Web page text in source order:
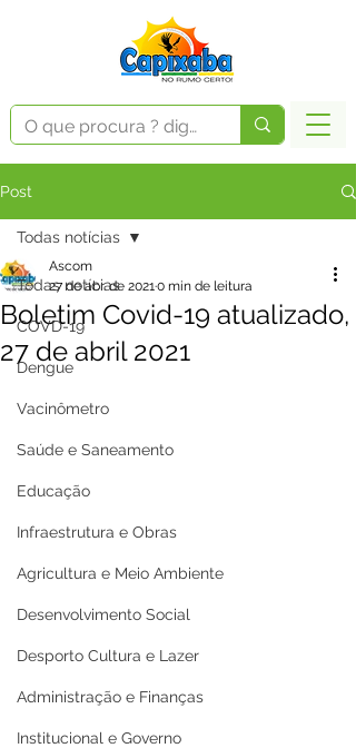
Post
Todas notícias
COVD-19
Dengue
Vacinômetro
Saúde e Saneamento
Educação
Infraestrutura e Obras
Agricultura e Meio Ambiente
Desenvolvimento Social
Desporto Cultura e Lazer
Administração e Finanças
Institucional e Governo
Todas notícias
Boletim Covid-19 atualizado,
27 de abril 2021
Ascom
27 de abr. de 20210 min de leitura